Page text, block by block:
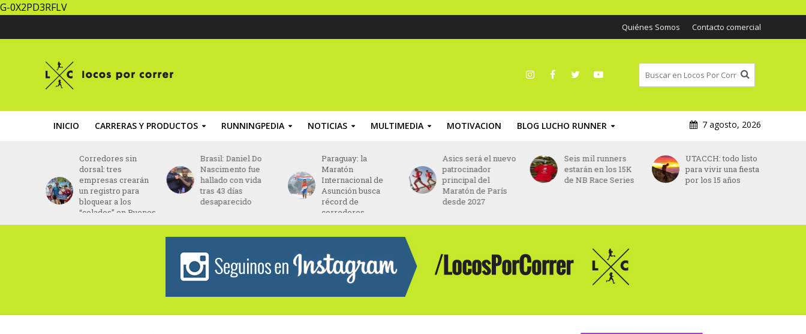
G-0X2PD3RFLV
Quiénes Somos Contacto comercial
INICIO CARRERAS Y PRODUCTOS RUNNINGPEDIA NOTICIAS MULTIMEDIA MOTIVACION BLOG LUCHO RUNNER 7 agosto, 2026
Corredores sin
dorsal: tres
empresas crearán
un registro para
bloquear a los
“colados” en Buenos
Aires
Brasil: Daniel Do
Nascimento fue
hallado con vida
tras 43 días
desaparecido
Paraguay: la
Maratón
Internacional de
Asunción busca
récord de
corredores
Asics será el nuevo
patrocinador
principal del
Maratón de París
desde 2027
Seis mil runners
estarán en los 15K
de NB Race Series
UTACCH: todo listo
para vivir una fiesta
por los 15 años